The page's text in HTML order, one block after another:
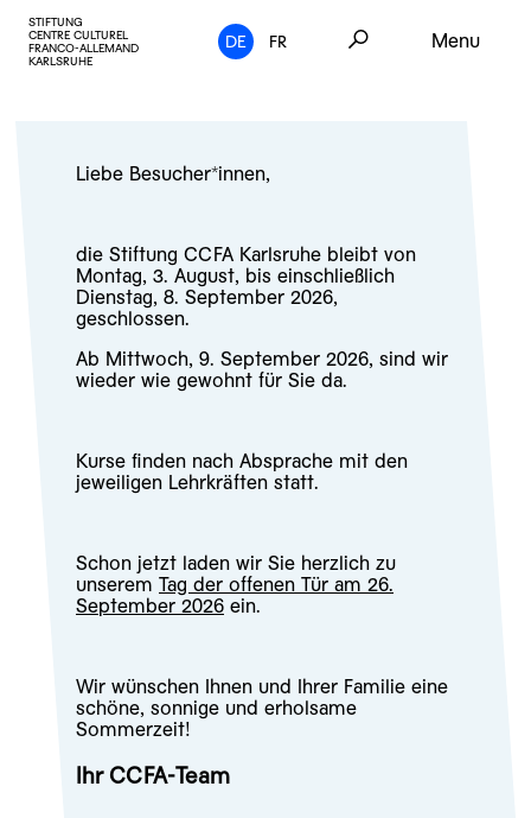
STIFTUNG
CENTRE CULTUREL
FRANCO-ALLEMAND
KARLSRUHE
DE FR Menu
Liebe Besucher*innen,
die Stiftung CCFA Karlsruhe bleibt von
Montag, 3. August, bis einschließlich
Dienstag, 8. September 2026,
geschlossen.
Ab Mittwoch, 9. September 2026, sind wir
wieder wie gewohnt für Sie da.
Kurse finden nach Absprache mit den
jeweiligen Lehrkräften statt.
Schon jetzt laden wir Sie herzlich zu
unserem Tag der offenen Tür am 26.
September 2026ein.
Wir wünschen Ihnen und Ihrer Familie eine
schöne, sonnige und erholsame
Sommerzeit!
Ihr CCFA-Team